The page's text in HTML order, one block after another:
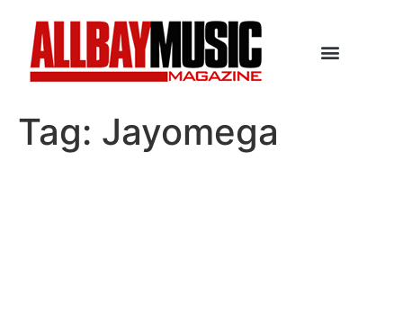
Tag: Jayomega